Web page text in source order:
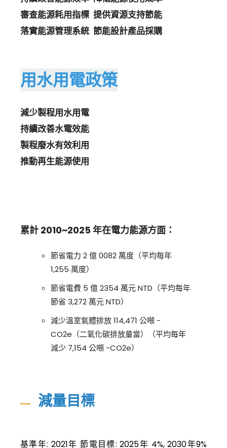
審查能源耗用指標 提供資源支持節能
落實能源管理系統 節能設計產品採購
用水用電政策
減少製程用水用電
持續改善水電效能
製程廢水有效利用
推動再生能源使用
累計 2010~2025 年在電力能源方面：
節省電力 2 億 0082 萬度（平均每年
1,255 萬度）
節省電費 5 億 2354 萬元 NTD（平均每年
節省 3,272 萬元 NTD）
減少溫室氣體排放 114,471 公噸 -
CO2e（二氧化碳排放量當）（平均每年
減少 7,154 公噸 -CO2e）
減量目標
基準年: 2021年 節電目標: 2025年 4%, 2030年9%